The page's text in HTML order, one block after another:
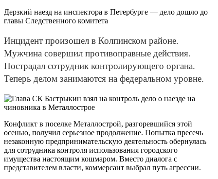
Дерзкий наезд на инспектора в Петербурге — дело дошло до
главы Следственного комитета
Инцидент произошел в Колпинском районе.
Мужчина совершил противоправные действия.
Пострадал сотрудник контролирующего органа.
Теперь делом занимаются на федеральном уровне.
Конфликт в поселке Металлострой, разгоревшийся этой
осенью, получил серьезное продолжение. Попытка пресечь
незаконную предпринимательскую деятельность обернулась
для сотрудника контроля использования городского
имущества настоящим кошмаром. Вместо диалога с
представителем власти, коммерсант выбрал путь агрессии.